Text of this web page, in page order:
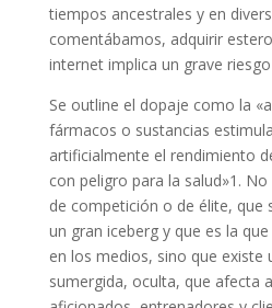
tiempos ancestrales y en
comentábamos, adquirir
internet implica un grave
Se outline el dopaje como la
fármacos o sustancias
artificialmente el rendimiento
con peligro para la salud»1.
de competición o de élite, que
un gran iceberg y que es la
en los medios, sino que existe
sumergida, oculta, que afecta